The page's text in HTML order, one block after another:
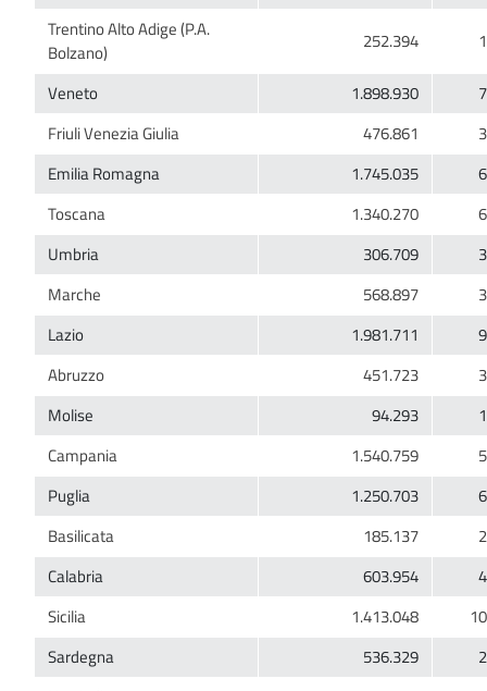
Trentino Alto Adige (P.A.